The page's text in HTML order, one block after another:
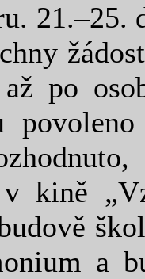
21.–25.
po
v kině
a